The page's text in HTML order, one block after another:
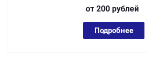
от 200 рублей
Подробнее